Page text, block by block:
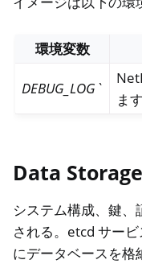
環境変数
DEBUG_LOG`
ます
Data Storage
システム構成、鍵
される。etcd サー
にデータベースを格